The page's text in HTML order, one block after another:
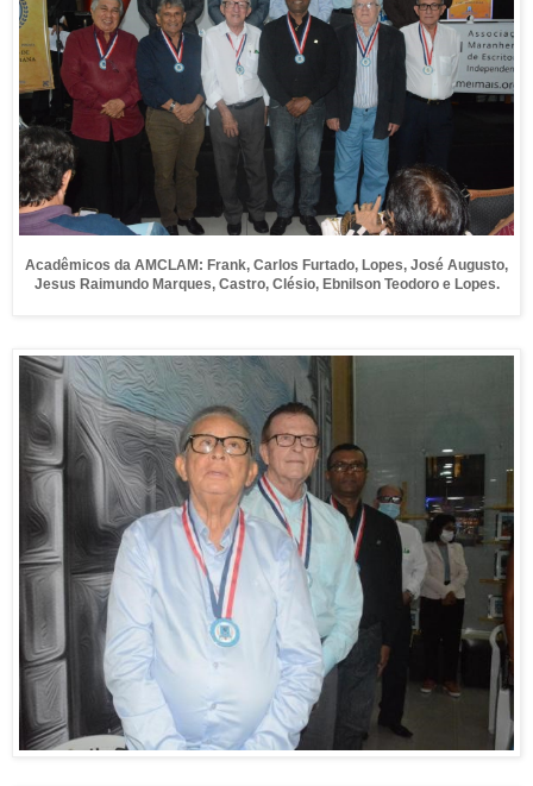
Acadêmicos da AMCLAM: Frank, Carlos Furtado, Lopes, José Augusto,
Jesus Raimundo Marques, Castro, Clésio, Ebnilson Teodoro e Lopes.